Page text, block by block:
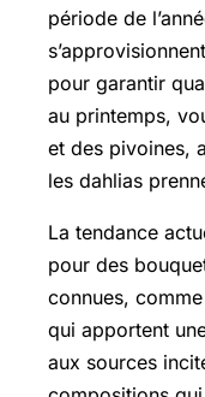
période de
pour garantir
au printemps,
et des pivoines,
les dahlias
La tendance
pour des
connues,
qui apportent
aux sources